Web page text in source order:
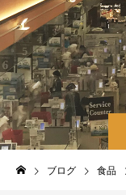
ブログ 食品